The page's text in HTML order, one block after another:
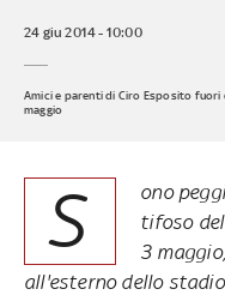
24 giu 2014 - 10:00
Amici e parenti di Ciro Esposito fuori
maggio
S
ono
tifoso
3
all'esterno dello